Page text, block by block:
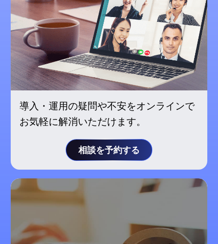
導入・運用の疑問や不安をオンラインで
お気軽に解消いただけます。
相談を予約する